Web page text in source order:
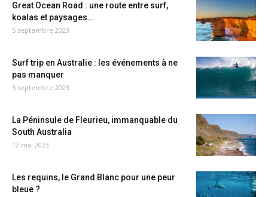
Great Ocean Road : une route entre surf,
koalas et paysages...
5 septembre 2023
Surf trip en Australie : les événements à ne
pas manquer
5 septembre 2023
La Péninsule de Fleurieu, immanquable du
South Australia
12 mai 2023
Les requins, le Grand Blanc pour une peur
bleue ?